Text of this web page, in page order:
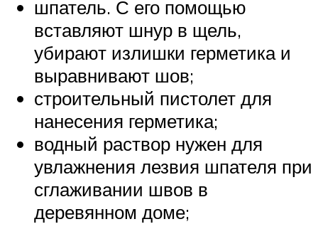
шпатель. С его помощью
вставляют шнур в щель,
убирают излишки герметика и
выравнивают шов;
строительный пистолет для
нанесения герметика;
водный раствор нужен для
увлажнения лезвия шпателя при
сглаживании швов в
деревянном доме;